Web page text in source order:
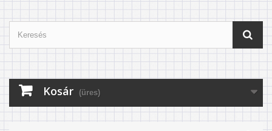
Kosár (üres)